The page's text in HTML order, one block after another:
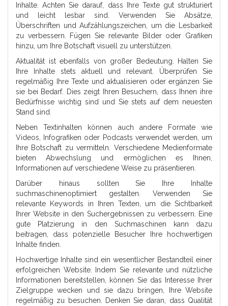
Inhalte. Achten Sie darauf, dass Ihre Texte gut strukturiert
und leicht lesbar sind. Verwenden Sie Absätze,
Überschriften und Aufzählungszeichen, um die Lesbarkeit
zu verbessern. Fügen Sie relevante Bilder oder Grafiken
hinzu, um Ihre Botschaft visuell zu unterstützen.
Aktualität ist ebenfalls von großer Bedeutung. Halten Sie
Ihre Inhalte stets aktuell und relevant. Überprüfen Sie
regelmäßig Ihre Texte und aktualisieren oder ergänzen Sie
sie bei Bedarf. Dies zeigt Ihren Besuchern, dass Ihnen ihre
Bedürfnisse wichtig sind und Sie stets auf dem neuesten
Stand sind.
Neben Textinhalten können auch andere Formate wie
Videos, Infografiken oder Podcasts verwendet werden, um
Ihre Botschaft zu vermitteln. Verschiedene Medienformate
bieten Abwechslung und ermöglichen es Ihnen,
Informationen auf verschiedene Weise zu präsentieren.
Darüber hinaus sollten Sie Ihre Inhalte
suchmaschinenoptimiert gestalten. Verwenden Sie
relevante Keywords in Ihren Texten, um die Sichtbarkeit
Ihrer Website in den Suchergebnissen zu verbessern. Eine
gute Platzierung in den Suchmaschinen kann dazu
beitragen, dass potenzielle Besucher Ihre hochwertigen
Inhalte finden.
Hochwertige Inhalte sind ein wesentlicher Bestandteil einer
erfolgreichen Website. Indem Sie relevante und nützliche
Informationen bereitstellen, können Sie das Interesse Ihrer
Zielgruppe wecken und sie dazu bringen, Ihre Website
regelmäßig zu besuchen. Denken Sie daran, dass Qualität